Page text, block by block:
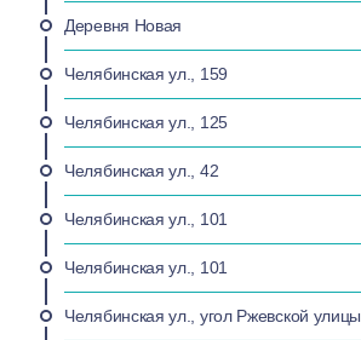
Деревня Новая
Челябинская ул., 159
Челябинская ул., 125
Челябинская ул., 42
Челябинская ул., 101
Челябинская ул., 101
Челябинская ул., угол Ржевской улицы